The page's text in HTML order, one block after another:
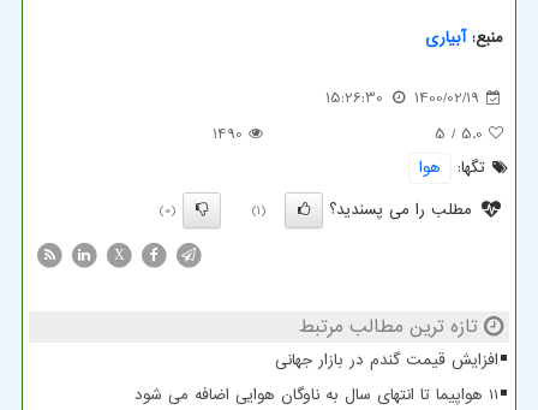
منبع:آبیاری
1400/02/19
15:26:30
5.0
/ 5
1490
تگها:
هوا
مطلب را می پسندید؟
(1)
(0)
X
تازه ترین مطالب مرتبط
افزایش قیمت گندم در بازار جهانی
11 هواپیما تا انتهای سال به ناوگان هوایی اضافه می شود